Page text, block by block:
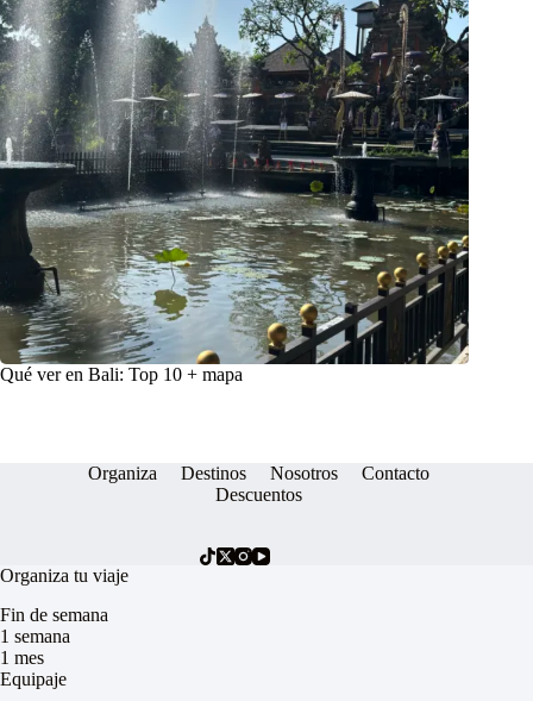
Qué ver en Bali: Top 10 + mapa
Organiza Destinos Nosotros
Contacto
Descuentos
Organiza tu viaje
Fin de semana
1 semana
1 mes
Equipaje